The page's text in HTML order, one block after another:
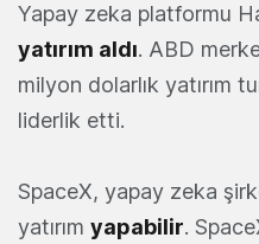
Yapay zeka platformu
yatırım aldı. ABD
milyon dolarlık yatırım
liderlik etti.
SpaceX, yapay zeka
yatırım yapabilir.